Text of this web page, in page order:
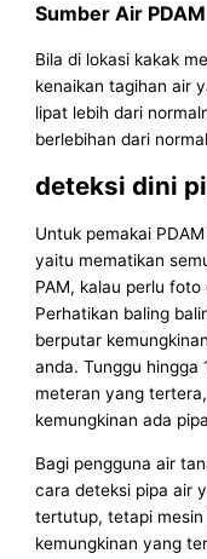
Sumber Air PDAM
Bila di lokasi kakak
kenaikan tagihan air
lipat lebih dari
berlebihan dari
deteksi dini
Untuk pemakai
yaitu mematikan
PAM, kalau perlu
Perhatikan baling
berputar
anda. Tunggu hingga
meteran yang
kemungkinan ada
Bagi pengguna air
cara deteksi pipa air
tertutup, tetapi mesin
kemungkinan yang